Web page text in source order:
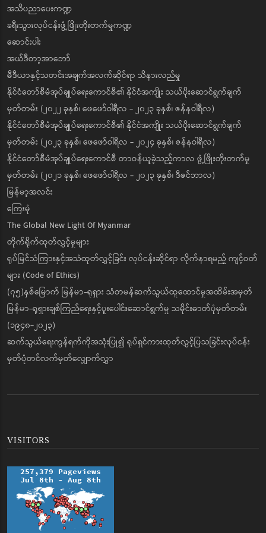
အသိပညာပေးကဏ္ဍ
ခရီးသွားလုပ်ငန်းဖွံ့ဖြိုးတိုးတက်မှုကဏ္ဍ
ဆောင်းပါး
အယ်ဒီတာ့အာဘော်
မီဒီယာနှင့်သတင်းအချက်အလက်ဆိုင်ရာ သိနားလည်မှု
နိုင်ငံတော်စီမံအုပ်ချုပ်ရေးကောင်စီ၏ နိုင်ငံအကျိုး သယ်ပိုးဆောင်ရွက်ချက်
မှတ်တမ်း (၂၀၂၂ ခုနှစ်၊ ဖေဖော်ဝါရီလ - ၂၀၂၃ ခုနှစ်၊ ဇန်နဝါရီလ)
နိုင်ငံတော်စီမံအုပ်ချုပ်ရေးကောင်စီ၏ နိုင်ငံအကျိုး သယ်ပိုးဆောင်ရွက်ချက်
မှတ်တမ်း (၂၀၂၃ ခုနှစ်၊ ဖေဖော်ဝါရီလ - ၂၀၂၄ ခုနှစ်၊ ဇန်နဝါရီလ)
နိုင်ငံတော်စီမံအုပ်ချုပ်ရေးကောင်စီ တာဝန်ယူခဲ့သည့်ကာလ ဖွံ့ဖြိုးတိုးတက်မှု
မှတ်တမ်း (၂၀၂၁ ခုနှစ်၊ ဖေဖော်ဝါရီလ - ၂၀၂၃ ခုနှစ်၊ ဒီဇင်ဘာလ)
မြန်မာ့အလင်း
ကြေးမုံ
The Global New Light Of Myanmar
တိုက်ရိုက်ထုတ်လွှင့်မှုများ
ရုပ်မြင်သံကြားနှင့်အသံထုတ်လွှင့်ခြင်း လုပ်ငန်းဆိုင်ရာ လိုက်နာရမည့် ကျင့်ဝတ်
များ (Code of Ethics)
(၇၅)နှစ်မြောက် မြန်မာ-ရုရှား သံတမန်ဆက်သွယ်ထူထောင်မှုအထိမ်းအမှတ်
မြန်မာ-ရုရှားချစ်ကြည်ရေးနှင့်ပူးပေါင်းဆောင်ရွက်မှု သမိုင်းဓာတ်ပုံမှတ်တမ်း
(၁၉၄၈-၂၀၂၃)
ဆက်သွယ်ရေးကွန်ရက်ကိုအသုံးပြု၍ ရုပ်ရှင်ကားထုတ်လွှင့်ပြသခြင်းလုပ်ငန်း
မှတ်ပုံတင်လက်မှတ်လျှောက်လွှာ
VISITORS